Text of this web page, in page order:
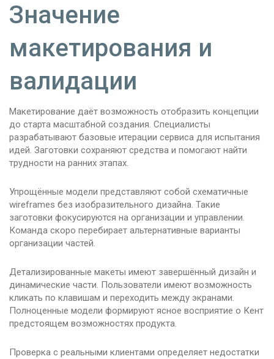
Значение
макетирования и
валидации
Макетирование даёт возможность отобразить концепции
до старта масштабной создания. Специалисты
разрабатывают базовые итерации сервиса для испытания
идей. Заготовки сохраняют средства и помогают найти
трудности на ранних этапах.
Упрощённые модели представляют собой схематичные
wireframes без изобразительного дизайна. Такие
заготовки фокусируются на организации и управлении.
Команда скоро перебирает альтернативные варианты
организации частей.
Детализированные макеты имеют завершённый дизайн и
динамические части. Пользователи имеют возможность
кликать по клавишам и переходить между экранами.
Полноценные модели формируют ясное восприятие о Кент
предстоящем возможностях продукта.
Проверка с реальными клиентами определяет недостатки